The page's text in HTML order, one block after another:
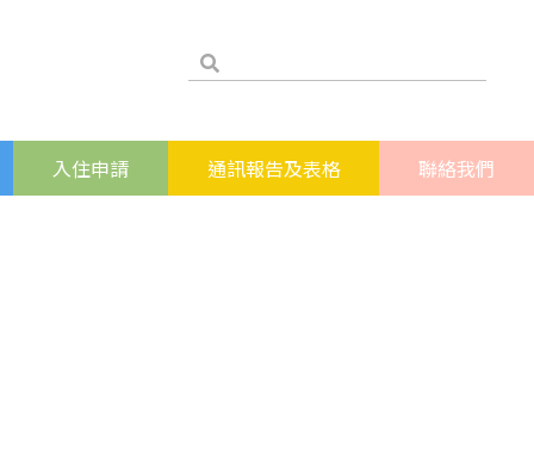
入住申請 通訊報告及表格 聯絡我們